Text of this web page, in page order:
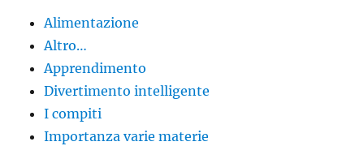
Alimentazione
Altro…
Apprendimento
Divertimento intelligente
I compiti
Importanza varie materie